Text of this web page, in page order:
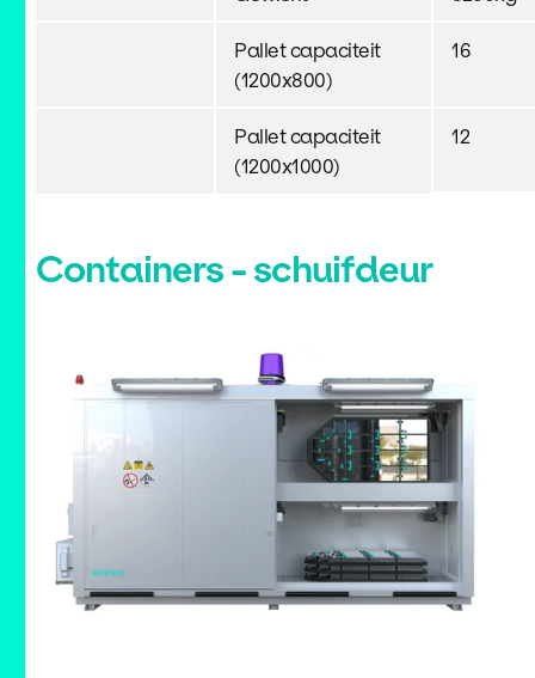
Pallet capaciteit
(1200x800)
16
Pallet capaciteit
(1200x1000)
12
Containers - schuifdeur